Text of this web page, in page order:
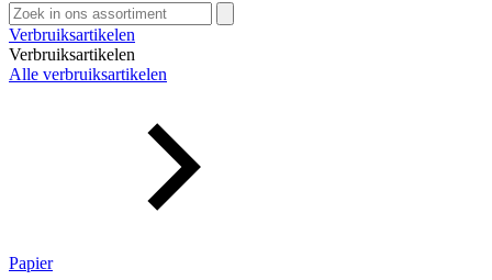
Zoeken
naar:
Verbruiksartikelen
Verbruiksartikelen
Alle verbruiksartikelen
Papier